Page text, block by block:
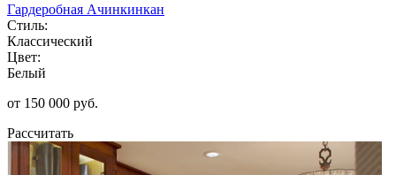
Гардеробная Ачинкинкан
Стиль:
Классический
Цвет:
Белый
от 150 000 руб.
Рассчитать